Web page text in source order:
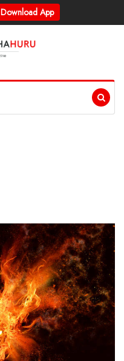
Download App